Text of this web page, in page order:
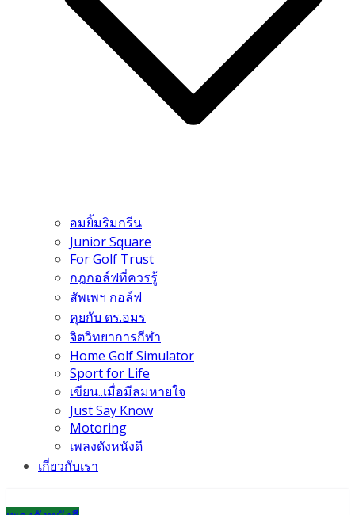
อมยิ้มริมกรีน
Junior Square
For Golf Trust
กฎกอล์ฟที่ควรรู้
สัพเพฯ กอล์ฟ
คุยกับ ดร.อมร
จิตวิทยาการกีฬา
Home Golf Simulator
Sport for Life
เขียน..เมื่อมีลมหายใจ
Just Say Know
Motoring
เพลงดังหนังดี
เกี่ยวกับเรา